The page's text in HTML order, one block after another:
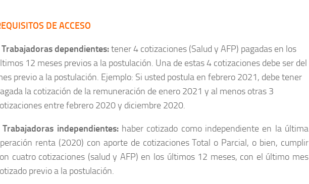
DE ACCESO
Trabajadoras dependientes:tener 4 cotizaciones (Salud y AFP) pagadas en los
12 meses previos a la postulación. Una de estas 4 cotizaciones debe ser del
previo a la postulación. Ejemplo: Si usted postula en febrero 2021, debe tener
la cotización de la remuneración de enero 2021 y al menos otras 3
entre febrero 2020 y diciembre 2020.
Trabajadoras independientes: haber cotizado como independiente en la última
renta (2020) con aporte de cotizaciones Total o Parcial, o bien, cumplir
cuatro cotizaciones (salud y AFP) en los últimos 12 meses, con el último mes
previo a la postulación.